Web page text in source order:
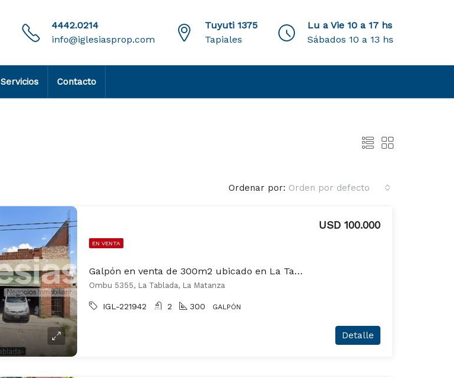
4442.0214
info@iglesiasprop.com
Tuyuti 1375
Tapiales
Lu a Vie 10 a 17 hs
Sábados 10 a 13 hs
Servicios Contacto
Ordenar por: Orden por defecto
EN VENTA
Galpón en venta de 300m2 ubicado en La Tablada
USD 100.000
Ombu 5355, La Tablada, La Matanza
IGL-221942 2 300 GALPÓN
Detalle